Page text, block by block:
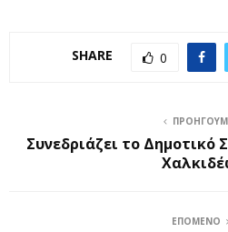
SHARE 0
Συνεδριάζει το Δημοτικό
ΕΠΌΜΕΝΟ